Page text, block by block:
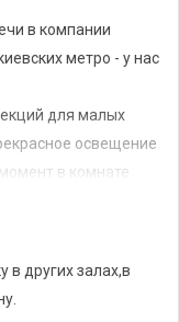
в компании
метро - у нас
для малых
освещение
в комнате
решетку не
необходимые
в других залах,в